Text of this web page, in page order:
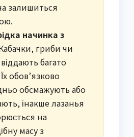
залишиться
начинка з
гриби чи
багато
обов’язково
обсмажують або
інакше лазанья
на
масу з